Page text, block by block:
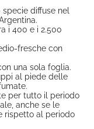
diffuse nel
i 400 e i 2.500
fresche con
una sola foglia.
al piede delle
per tutto il periodo
anche se le
rispetto al periodo